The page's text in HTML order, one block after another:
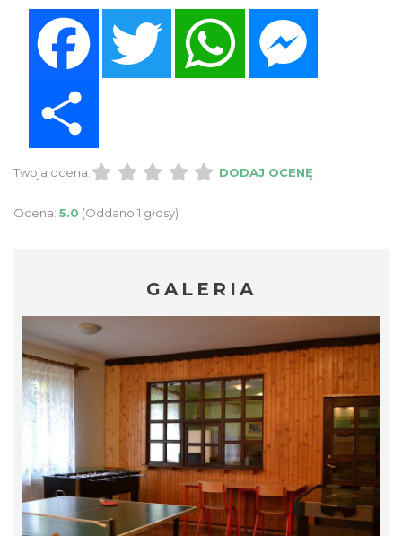
Twitter
Twoja ocena: DODAJ OCENĘ
Ocena: 5.0 (Oddano 1 głosy)
GALERIA